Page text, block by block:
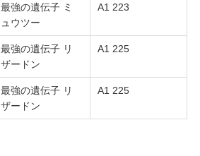
最強の遺伝子 ミ
ュウツー
A1 223
最強の遺伝子 リ
ザードン
A1 225
最強の遺伝子 リ
ザードン
A1 225